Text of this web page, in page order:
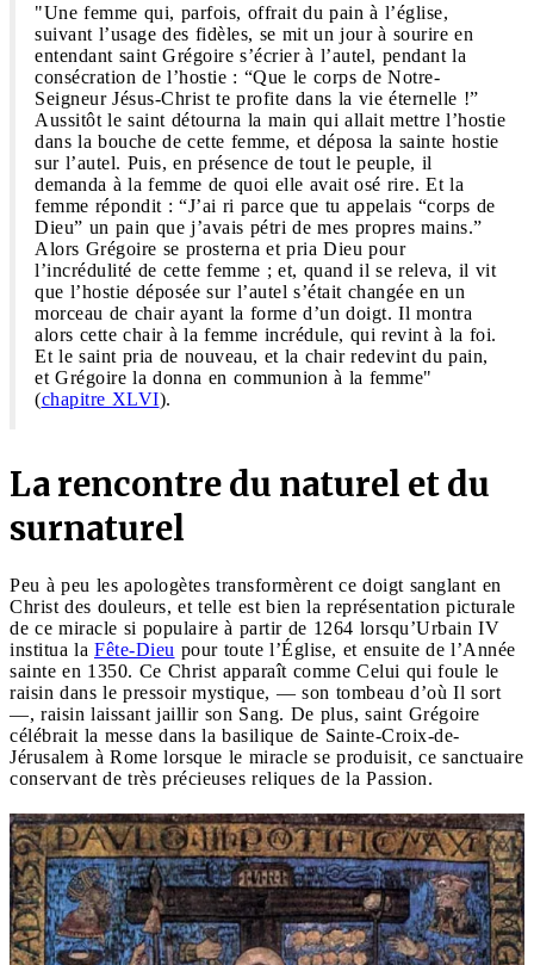
"Une femme qui, parfois, offrait du pain à l’église,
suivant l’usage des fidèles, se mit un jour à sourire en
entendant saint Grégoire s’écrier à l’autel, pendant la
consécration de l’hostie : “Que le corps de Notre-
Seigneur Jésus-Christ te profite dans la vie éternelle !”
Aussitôt le saint détourna la main qui allait mettre l’hostie
dans la bouche de cette femme, et déposa la sainte hostie
sur l’autel. Puis, en présence de tout le peuple, il
demanda à la femme de quoi elle avait osé rire. Et la
femme répondit : “J’ai ri parce que tu appelais “corps de
Dieu” un pain que j’avais pétri de mes propres mains.”
Alors Grégoire se prosterna et pria Dieu pour
l’incrédulité de cette femme ; et, quand il se releva, il vit
que l’hostie déposée sur l’autel s’était changée en un
morceau de chair ayant la forme d’un doigt. Il montra
alors cette chair à la femme incrédule, qui revint à la foi.
Et le saint pria de nouveau, et la chair redevint du pain,
et Grégoire la donna en communion à la femme"
(chapitre XLVI).
La rencontre du naturel et du
surnaturel
Peu à peu les apologètes transformèrent ce doigt sanglant en
Christ des douleurs, et telle est bien la représentation picturale
de ce miracle si populaire à partir de 1264 lorsqu’Urbain IV
institua la Fête-Dieu pour toute l’Église, et ensuite de l’Année
sainte en 1350. Ce Christ apparaît comme Celui qui foule le
raisin dans le pressoir mystique, — son tombeau d’où Il sort
—, raisin laissant jaillir son Sang. De plus, saint Grégoire
célébrait la messe dans la basilique de Sainte-Croix-de-
Jérusalem à Rome lorsque le miracle se produisit, ce sanctuaire
conservant de très précieuses reliques de la Passion.